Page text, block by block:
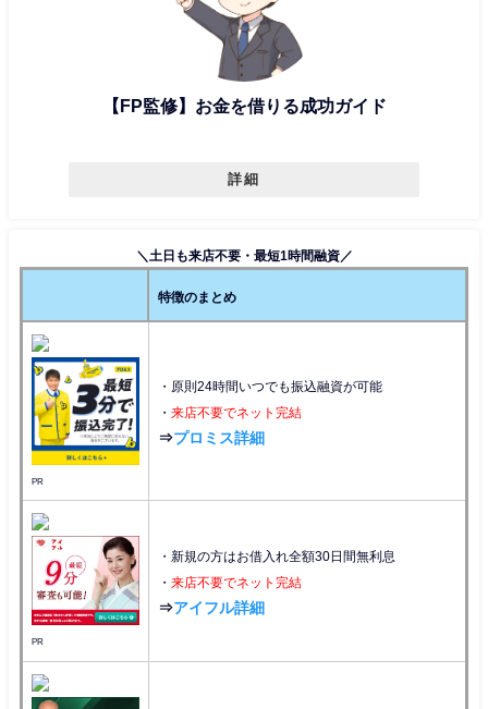
【FP監修】お金を借りる成功ガイド
詳細
＼土日も来店不要・最短1時間融資／
特徴のまとめ
PR
・原則24時間いつでも振込融資が可能
・ 来店不要でネット完結
⇒プロミス詳細
PR
・新規の方はお借入れ全額30日間無利息
・ 来店不要でネット完結
⇒アイフル詳細